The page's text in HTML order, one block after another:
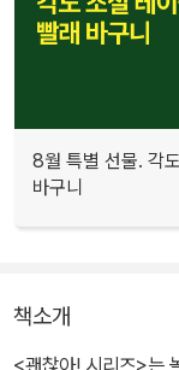
8월 특별 선물. 각
바구니
책소개
<괜찮아! 시리즈>는